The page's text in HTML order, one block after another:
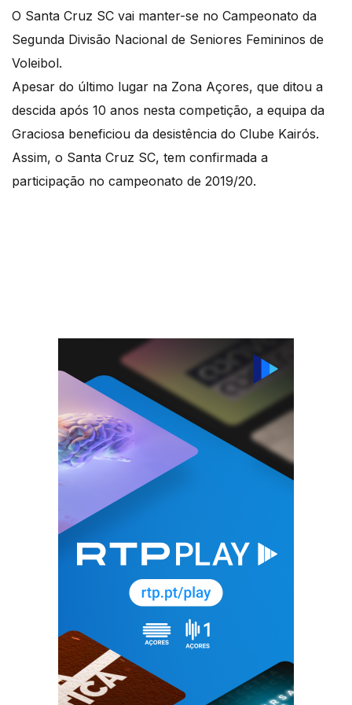
O Santa Cruz SC vai manter-se no Campeonato da
Segunda Divisão Nacional de Seniores Femininos de
Voleibol.
Apesar do último lugar na Zona Açores, que ditou a
descida após 10 anos nesta competição, a equipa da
Graciosa beneficiou da desistência do Clube Kairós.
Assim, o Santa Cruz SC, tem confirmada a
participação no campeonato de 2019/20.